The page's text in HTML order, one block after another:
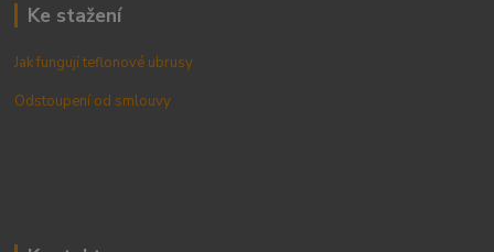
Ke stažení
Jak fungují teflonové ubrusy
Odstoupení od smlouvy